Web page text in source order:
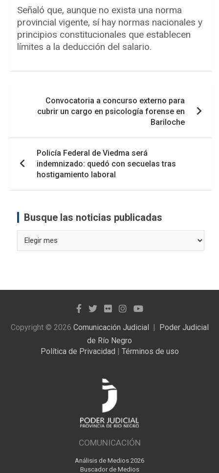
Señaló que, aunque no exista una norma
provincial vigente, sí hay normas nacionales y
principios constitucionales que establecen
límites a la deducción del salario.
entradas
Convocatoria a concurso externo para
cubrir un cargo en psicología forense en
Bariloche
Policía Federal de Viedma será
indemnizado: quedó con secuelas tras
hostigamiento laboral
Busque las noticias publicadas
las
Copyright © 2026 Comunicación Judicial
Poder Judicial
de Río Negro
Política de Privacidad
Términos de uso
COMUNICACIÓN
Análisis de Medios 2026
Buscador de Medios